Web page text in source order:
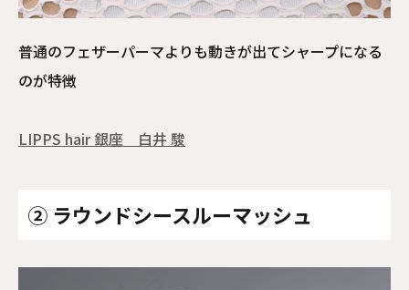
普通のフェザーパーマよりも動きが出てシャープになる
のが特徴
LIPPS hair 銀座　白井 駿
② ラウンドシースルーマッシュ